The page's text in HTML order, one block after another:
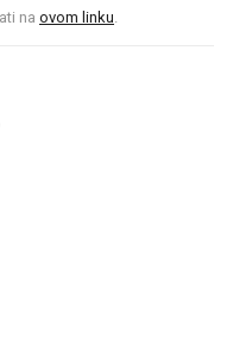
na ovom linku.